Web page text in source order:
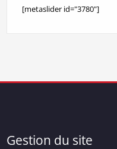
[metaslider id="3780"]
Gestion du site